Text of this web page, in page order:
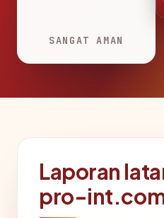
SANGAT AMAN
Laporan
pro-